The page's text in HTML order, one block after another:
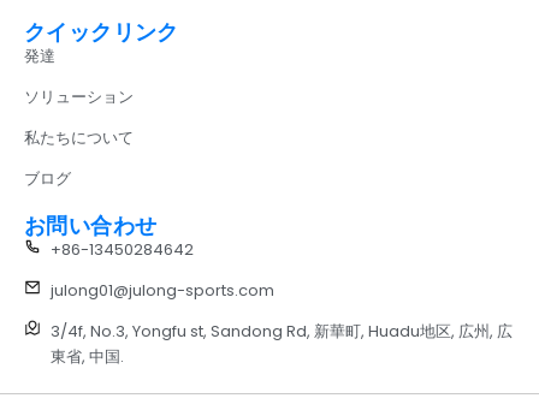
クイックリンク
発達
ソリューション
私たちについて
ブログ
お問い合わせ
+86-13450284642
julong01@julong-sports.com
3/4f, No.3, Yongfu st, Sandong Rd, 新華町, Huadu地区, 広州, 広
東省, 中国.